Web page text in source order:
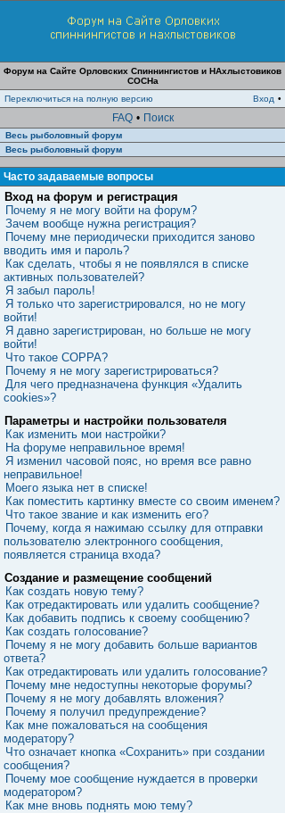
Форум на Сайте Орловских Спиннингистов и НАхлыстовиков
СОСНа
Переключиться на полную версию
Вход •
FAQ • Поиск
Весь рыболовный форум
Весь рыболовный форум
Часто задаваемые вопросы
Вход на форум и регистрация
Почему я не могу войти на форум?
Зачем вообще нужна регистрация?
Почему мне периодически приходится заново
вводить имя и пароль?
Как сделать, чтобы я не появлялся в списке
активных пользователей?
Я забыл пароль!
Я только что зарегистрировался, но не могу
войти!
Я давно зарегистрирован, но больше не могу
войти!
Что такое COPPA?
Почему я не могу зарегистрироваться?
Для чего предназначена функция «Удалить
cookies»?
Параметры и настройки пользователя
Как изменить мои настройки?
На форуме неправильное время!
Я изменил часовой пояс, но время все равно
неправильное!
Моего языка нет в списке!
Как поместить картинку вместе со своим именем?
Что такое звание и как изменить его?
Почему, когда я нажимаю ссылку для отправки
пользователю электронного сообщения,
появляется страница входа?
Создание и размещение сообщений
Как создать новую тему?
Как отредактировать или удалить сообщение?
Как добавить подпись к своему сообщению?
Как создать голосование?
Почему я не могу добавить больше вариантов
ответа?
Как отредактировать или удалить голосование?
Почему мне недоступны некоторые форумы?
Почему я не могу добавлять вложения?
Почему я получил предупреждение?
Как мне пожаловаться на сообщения
модератору?
Что означает кнопка «Сохранить» при создании
сообщения?
Почему мое сообщение нуждается в проверки
модератором?
Как мне вновь поднять мою тему?